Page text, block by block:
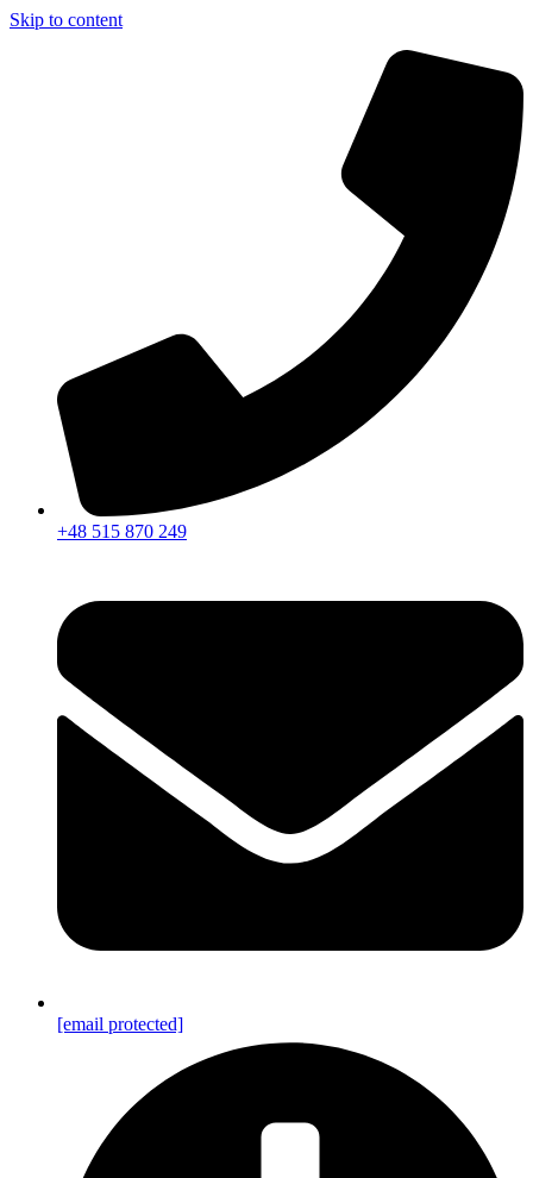
Skip to content
+48 515 870 249
[email protected]